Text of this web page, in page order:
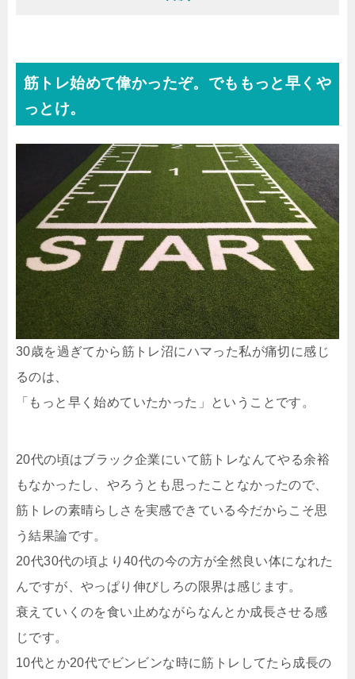
筋トレ始めて偉かったぞ。でももっと早くや
っとけ。
30歳を過ぎてから筋トレ沼にハマった私が痛切に感じ
るのは、
「もっと早く始めていたかった」ということです。
20代の頃はブラック企業にいて筋トレなんてやる余裕
もなかったし、やろうとも思ったことなかったので、
筋トレの素晴らしさを実感できている今だからこそ思
う結果論です。
20代30代の頃より40代の今の方が全然良い体になれた
んですが、やっぱり伸びしろの限界は感じます。
衰えていくのを食い止めながらなんとか成長させる感
じです。
10代とか20代でビンビンな時に筋トレしてたら成長の